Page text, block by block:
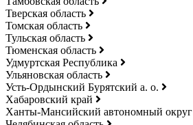
Тверская область
Томская область
Тульская область
Тюменская область
Удмуртская Республика
Ульяновская область
Усть-Ордынский Бурятский а. о.
Хабаровский край
Ханты-Мансийский автономный округ